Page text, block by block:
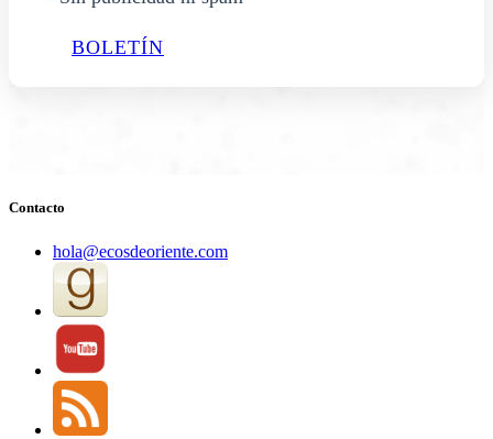
BOLETÍN
Contacto
hola@ecosdeoriente.com